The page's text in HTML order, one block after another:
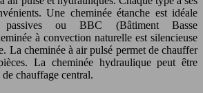
Une cheminée étanche est idéale
ou BBC (Bâtiment Basse
à convection naturelle est silencieuse
La cheminée à air pulsé permet de chauffer
La cheminée hydraulique peut être
chauffage central.